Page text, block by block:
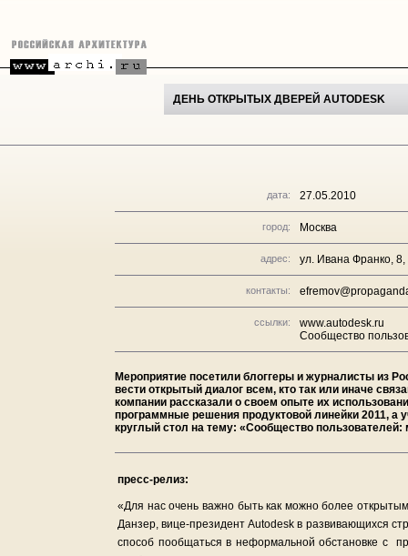
ДЕНЬ ОТКРЫТЫХ ДВЕРЕЙ AUTODESK
дата: 27.05.2010
город: Москва
адрес: ул. Ивана Франко,
контакты:
ссылки:
www.autodesk.ru
Сообщество
Мероприятие посетили блоггеры и журналисты из
вести открытый диалог всем, кто так или иначе
компании рассказали о своем опыте их
программные решения продуктовой линейки 2011, а
круглый стол на тему: «Сообщество
пресс-релиз:
«Для нас очень важно быть как можно более
Данзер, вице-президент Autodesk в развивающихся
способ пообщаться в неформальной обстановке с